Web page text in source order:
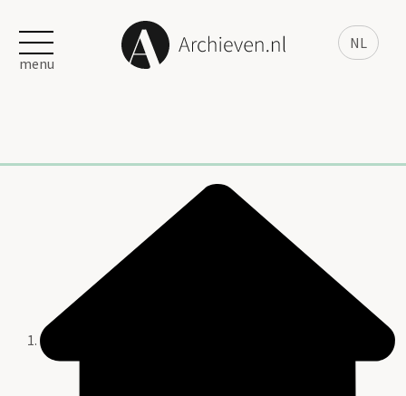
NL
menu